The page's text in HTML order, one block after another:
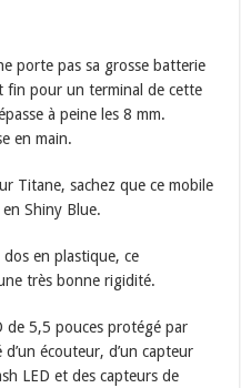
porte pas sa grosse batterie
fin pour un terminal de cette
à peine les 8 mm.
en main.
Titane, sachez que ce mobile
Shiny Blue.
en plastique, ce
très bonne rigidité.
5,5 pouces protégé par
écouteur, d’un capteur
LED et des capteurs de